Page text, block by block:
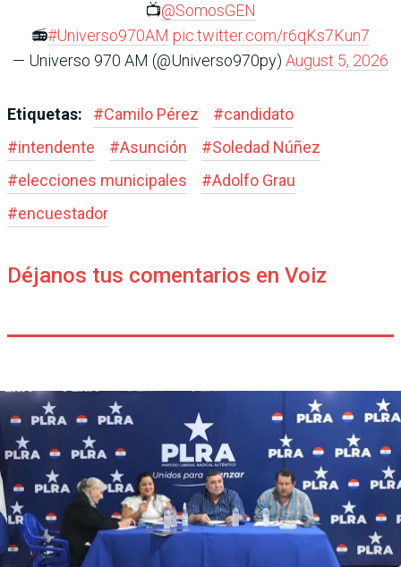
📺@SomosGEN
📻#Universo970AM pic.twitter.com/r6qKs7Kun7
— Universo 970 AM (@Universo970py) August 5, 2026
Etiquetas: #Camilo Pérez #candidato
#intendente #Asunción #Soledad Núñez
#elecciones municipales #Adolfo Grau
#encuestador
Déjanos tus comentarios en Voiz